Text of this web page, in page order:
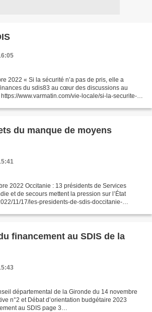
2022 « Si la sécurité n’a pas de pris, elle a
du sdis83 au cœur des discussions au
www.varmatin.com/vie-locale/si-la-securite-
dadministration-809101...
du manque de moyens
2022 Occitanie : 13 présidents de Services
et de secours mettent la pression sur l’État
11/17/les-presidents-de-sdis-doccitanie-
financement au SDIS de la
départemental de la Gironde du 14 novembre
n°2 et Débat d’orientation budgétaire 2023
au SDIS page 3